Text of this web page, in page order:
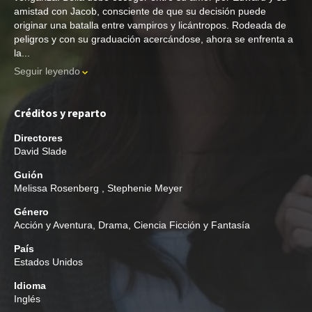
amistad con Jacob, consciente de que su decisión puede
originar una batalla entre vampiros y licántropos. Rodeada de
peligros y con su graduación acercándose, ahora se enfrenta a
la...
Seguir leyendo
Créditos y reparto
Directores
David Slade
Guión
Melissa Rosenberg
Stephenie Meyer
Género
Acción y Aventura
Drama Ciencia Ficción y Fantasía
País
Estados Unidos
Idioma
Inglés